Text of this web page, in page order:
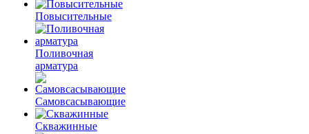
Повысительные
Поливочная
арматура
Самовсасывающие
Скважинные